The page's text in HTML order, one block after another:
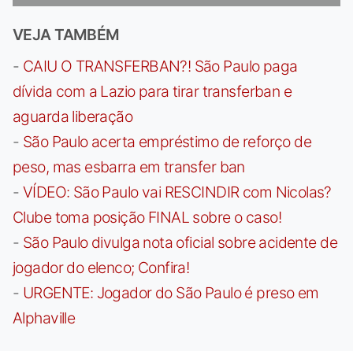
VEJA TAMBÉM
- CAIU O TRANSFERBAN?! São Paulo paga
dívida com a Lazio para tirar transferban e
aguarda liberação
- São Paulo acerta empréstimo de reforço de
peso, mas esbarra em transfer ban
- VÍDEO: São Paulo vai RESCINDIR com Nicolas?
Clube toma posição FINAL sobre o caso!
- São Paulo divulga nota oficial sobre acidente de
jogador do elenco; Confira!
- URGENTE: Jogador do São Paulo é preso em
Alphaville